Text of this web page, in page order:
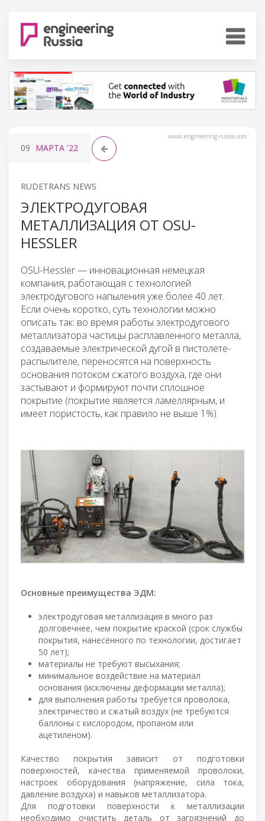
www.engineering-russia.com
09 МАРТА '22
RUDETRANS NEWS
ЭЛЕКТРОДУГОВАЯ
МЕТАЛЛИЗАЦИЯ ОТ OSU-
HESSLER
OSU-Hessler — инновационная немецкая
компания, работающая с технологией
электродугового напыления уже более 40 лет.
Если очень коротко, суть технологии можно
описать так: во время работы электродугового
металлизатора частицы расплавленного металла,
создаваемые электрической дугой в пистолете-
распылителе, переносятся на поверхность
основания потоком сжатого воздуха, где они
застывают и формируют почти сплошное
покрытие (покрытие является ламеллярным, и
имеет пористость, как правило не выше 1%).
Основные преимущества ЭДМ:
электродуговая металлизация в много раз
долговечнее, чем покрытие краской (срок службы
покрытия, нанесённого по технологии, достигает
50 лет);
материалы не требуют высыхания;
минимальное воздействие на материал
основания (исключены деформации металла);
для выполнения работы требуется проволока,
электричество и сжатый воздух (не требуются
баллоны с кислородом, пропаном или
ацетиленом).
Качество покрытия зависит от подготовки
поверхностей, качества применяемой проволоки,
настроек оборудования (напряжение, сила тока,
давление воздуха) и навыков металлизатора.
Для подготовки поверхности к металлизации
необходимо очистить деталь от загрязнений до